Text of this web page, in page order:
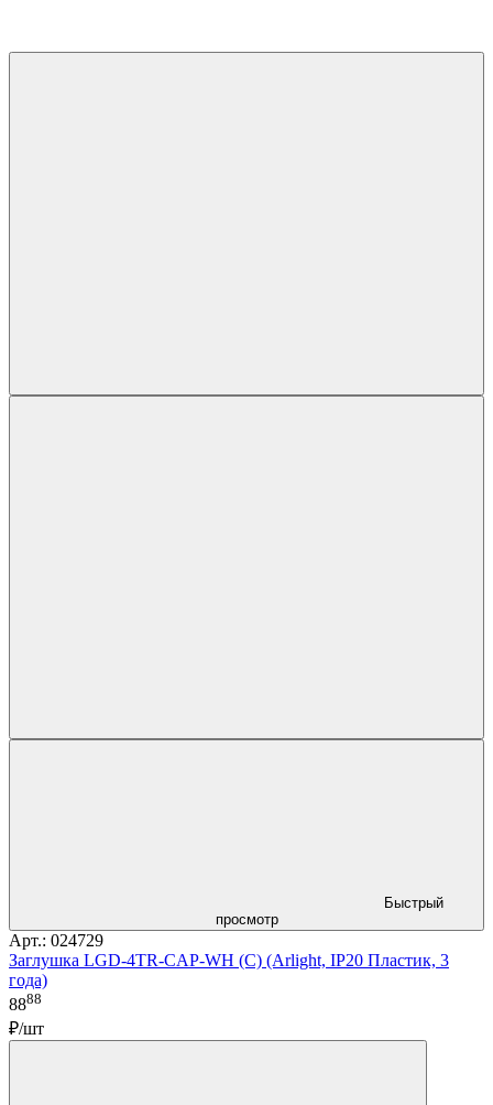
Быстрый
просмотр
Арт.: 024729
Заглушка LGD-4TR-CAP-WH (C) (Arlight, IP20 Пластик, 3
года)
8888
₽/шт